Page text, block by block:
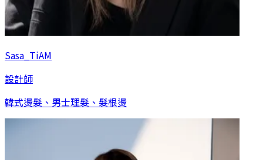
Sasa_TiAM
設計師
韓式燙髮、男士理髮、髮根燙